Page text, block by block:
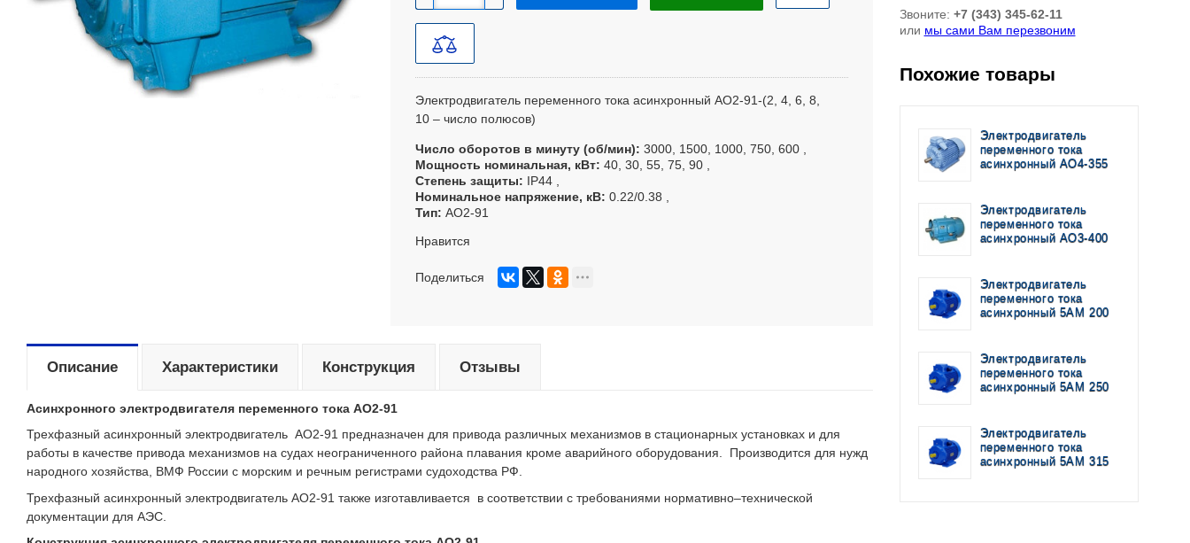
Электродвигатель переменного тока асинхронный АО2-91-(2, 4, 6, 8,
10 – число полюсов)
Число оборотов в минуту (об/мин)
3000, 1500, 1000, 750, 600
Мощность номинальная, кВт 40, 30, 55, 75, 90
Степень защиты
IP44
Номинальное напряжение, кВ 0.22/0.38
Тип АО2-91
Нравится
Поделиться
Описание
Асинхронного электродвигателя переменного тока АО2-91
Трехфазный асинхронный электродвигатель АО2-91 предназначен для привода различных механизмов в стационарных установках и для
работы в качестве привода механизмов на судах неограниченного района плавания кроме аварийного оборудования. Производится для нужд
народного хозяйства, ВМФ России с морским и речным регистрами судоходства РФ.
Трехфазный асинхронный электродвигатель АО2-91 также изготавливается в соответствии с требованиями нормативно–технической
документации для АЭС.
Характеристики Конструкция Отзывы
Звоните: +7 (343) 345-62-11
или мы сами Вам перезвоним
Похожие товары
Электродвигатель
переменного тока
асинхронный АО4-355
Электродвигатель
переменного тока
асинхронный АО3-400
Электродвигатель
переменного тока
асинхронный 5АМ 200
Электродвигатель
переменного тока
асинхронный 5АМ 250
Электродвигатель
переменного тока
асинхронный 5AM 315